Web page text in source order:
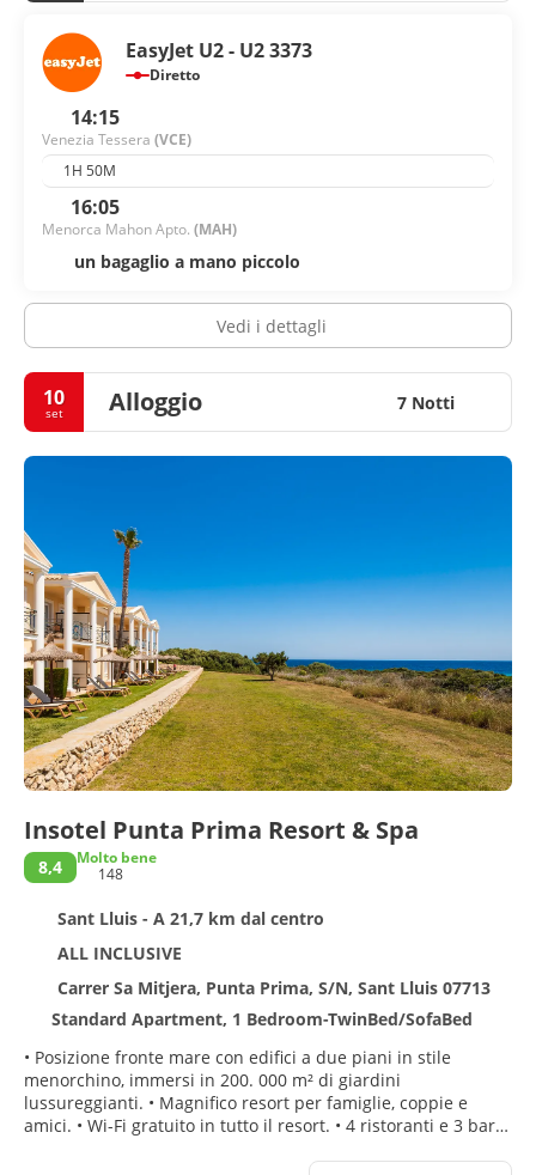
EasyJet U2 - U2 3373
Diretto
14:15
Venezia Tessera (VCE)
1H 50M
16:05
Menorca Mahon Apto. (MAH)
un bagaglio a mano piccolo
Vedi i dettagli
10
set Alloggio 7 Notti
Insotel Punta Prima Resort & Spa
8,4
Molto bene
148
Sant Lluis - A 21,7 km dal centro
ALL INCLUSIVE
Carrer Sa Mitjera, Punta Prima, S/N, Sant Lluis 07713
Standard Apartment, 1 Bedroom-TwinBed/SofaBed
• Posizione fronte mare con edifici a due piani in stile
menorchino, immersi in 200. 000 m² di giardini
lussureggianti. • Magnifico resort per famiglie, coppie e
amici. • Wi-Fi gratuito in tutto il resort. • 4 ristoranti e 3 bar. •